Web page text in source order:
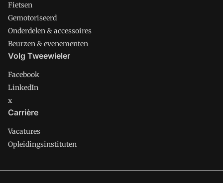
Fietsen
Gemotoriseerd
Onderdelen & accessoires
Beurzen & evenementen
Volg Tweewieler
Facebook
LinkedIn
x
Carrière
Vacatures
Opleidingsinstituten